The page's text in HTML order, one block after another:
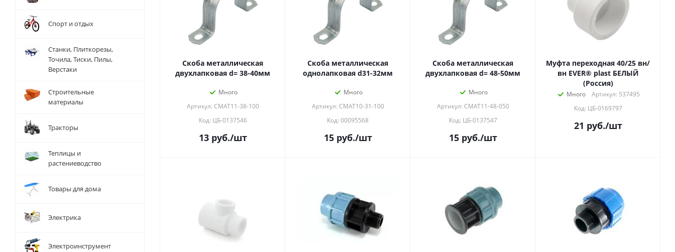
Скоба металлическая
двухлапковая d= 38-40мм
Много
Артикул: CMAT11-38-100
Код: ЦБ-0137546
13руб./шт
Скоба металлическая
однолапковая d31-32мм
Много
Артикул: CMAT10-31-100
Код: 00095568
15руб./шт
Скоба металлическая
двухлапковая d= 48-50мм
Много
Артикул: CMAT11-48-050
Код: ЦБ-0137547
15руб./шт
Муфта переходная 40/25 вн/
вн EVER® plast БЕЛЫЙ
(Россия)
Много
Артикул: 537495
Код: ЦБ-0169797
21 руб./шт
Спорт и отдых
Станки, Плиткорезы,
Точила, Тиски, Пилы,
Верстаки
Строительные
материалы
Тракторы
Теплицы и
растениеводство
Товары для дома
Электрика
Электроинструмент